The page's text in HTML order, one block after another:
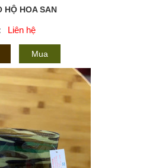
HỘ HOA SAN
Liên hệ
Mua